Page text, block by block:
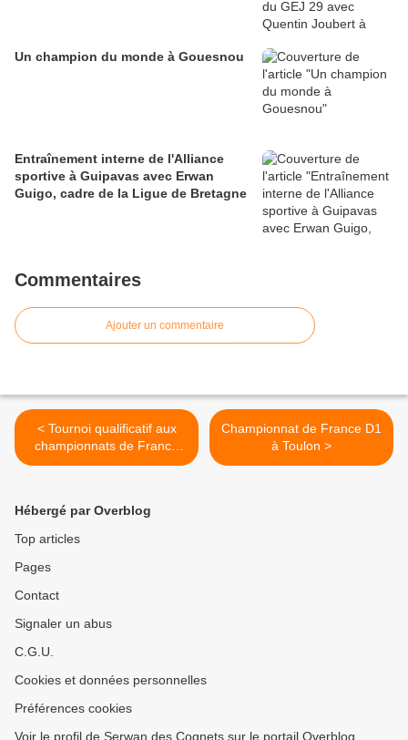
Un champion du monde à Gouesnou
Entraînement interne de l'Alliance
sportive à Guipavas avec Erwan
Guigo, cadre de la Ligue de Bretagne
Commentaires
Ajouter un commentaire
< Tournoi qualificatif aux
championnats de France
Jujitsu combat et Ne Waza
Championnat de France D1
à Toulon >
Hébergé par Overblog
Top articles
Pages
Contact
Signaler un abus
C.G.U.
Cookies et données personnelles
Préférences cookies
Voir le profil de Serwan des Cognets sur le portail Overblog